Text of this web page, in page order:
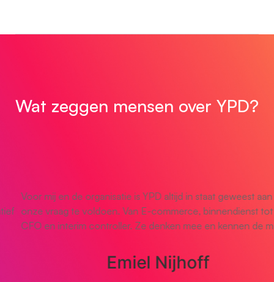
Wat zeggen mensen over YPD?
Voor mij en de organisatie is YPD altijd in staat geweest aan
onze vraag te voldoen. Van E-commerce, binnendienst tot de
CFO en interim controller. Ze denken mee en kennen de markt.
Emiel Nijhoff